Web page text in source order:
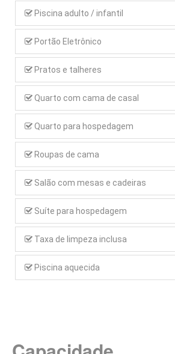
Piscina adulto / infantil
Portão Eletrônico
Pratos e talheres
Quarto com cama de casal
Quarto para hospedagem
Roupas de cama
Salão com mesas e cadeiras
Suíte para hospedagem
Taxa de limpeza inclusa
Piscina aquecida